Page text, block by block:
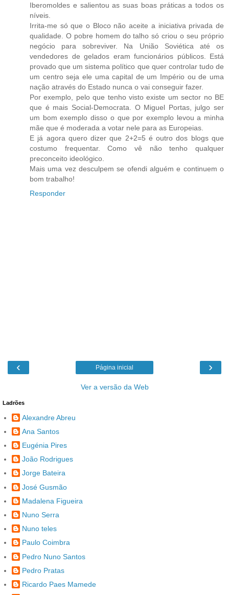
Iberomoldes e salientou as suas boas práticas a todos os
níveis.
Irrita-me só que o Bloco não aceite a iniciativa privada de
qualidade. O pobre homem do talho só criou o seu próprio
negócio para sobreviver. Na União Soviética até os
vendedores de gelados eram funcionários públicos. Está
provado que um sistema político que quer controlar tudo de
um centro seja ele uma capital de um Império ou de uma
nação através do Estado nunca o vai conseguir fazer.
Por exemplo, pelo que tenho visto existe um sector no BE
que é mais Social-Democrata. O Miguel Portas, julgo ser
um bom exemplo disso o que por exemplo levou a minha
mãe que é moderada a votar nele para as Europeias.
E já agora quero dizer que 2+2=5 é outro dos blogs que
costumo frequentar. Como vê não tenho qualquer
preconceito ideológico.
Mais uma vez desculpem se ofendi alguém e continuem o
bom trabalho!
Responder
‹ ›
Página inicial
Ver a versão da Web
Ladrões
Alexandre Abreu
Ana Santos
Eugénia Pires
João Rodrigues
Jorge Bateira
José Gusmão
Madalena Figueira
Nuno Serra
Nuno teles
Paulo Coimbra
Pedro Nuno Santos
Pedro Pratas
Ricardo Paes Mamede